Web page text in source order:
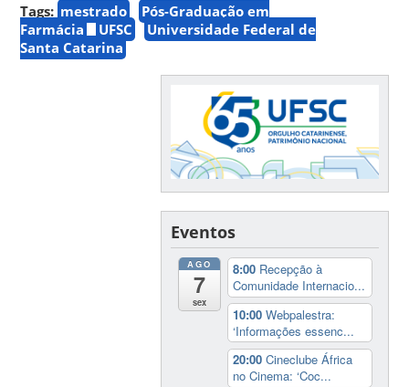
Tags: mestrado
Pós-Graduação em
Farmácia
UFSC
Universidade Federal de
Santa Catarina
Eventos
AGO
7
sex
8:00 Recepção à
Comunidade Internacio...
10:00Webpalestra:
‘Informações essenc...
20:00Cineclube África
no Cinema: ‘Coc...